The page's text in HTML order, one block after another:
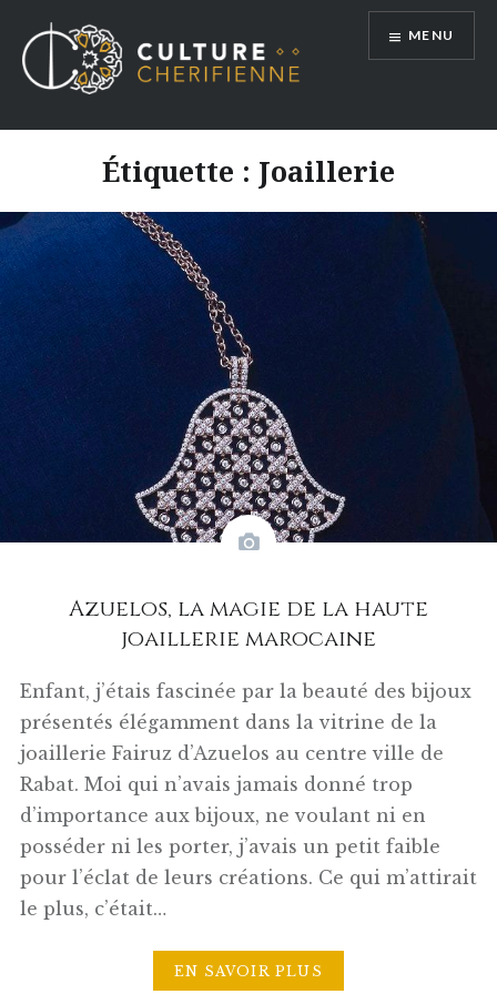
contenu
MENU
Étiquette : Joaillerie
Azuelos, la magie de la haute
joaillerie marocaine
Enfant, j’étais fascinée par la beauté des bijoux
présentés élégamment dans la vitrine de la
joaillerie Fairuz d’Azuelos au centre ville de
Rabat. Moi qui n’avais jamais donné trop
d’importance aux bijoux, ne voulant ni en
posséder ni les porter, j’avais un petit faible
pour l’éclat de leurs créations. Ce qui m’attirait
le plus, c’était…
EN SAVOIR PLUS